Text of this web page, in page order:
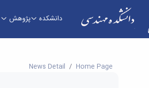
دانشکده پژوهش
ارشد 1403 - دانشکده فنی و مهندسی
Home Page
News Detail